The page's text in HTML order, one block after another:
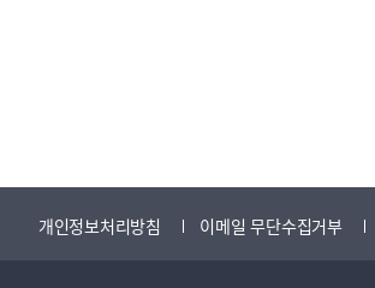
개인정보처리방침 이메일 무단수집거부